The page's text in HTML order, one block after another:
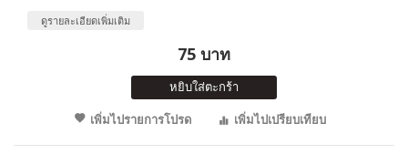
ดูรายละเอียดเพิ่มเติม
75 บาท
หยิบใส่ตะกร้า
เพิ่มไปรายการโปรด
เพิ่มไปเปรียบเทียบ